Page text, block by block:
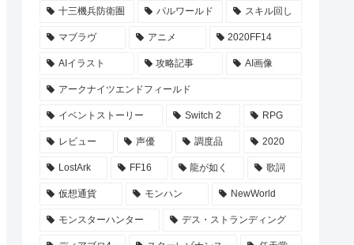
十三機兵防衛圏 パルワールド スキル回し
マブラヴ アニメ 2020FF14
AIイラスト 攻略記事 AI画像
アークナイツエンドフィールド
イベントストーリー Switch 2 RPG
レビュー 声優 調度品 2020
LostArk FF16 龍が如く 歌詞
仮想通貨 モンハン NewWorld
モンスターハンター デス・ストランディング